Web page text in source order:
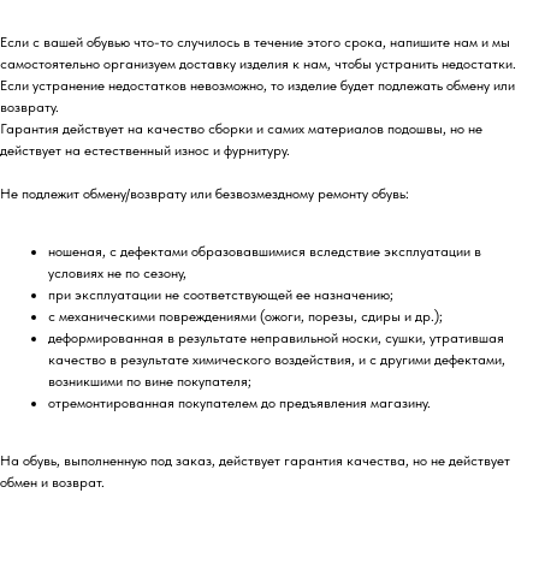
Если с вашей обувью что-то случилось в течение этого срока, напишите нам и мы
самостоятельно организуем доставку изделия к нам, чтобы устранить недостатки.
Если устранение недостатков невозможно, то изделие будет подлежать обмену или
возврату.
Гарантия действует на качество сборки и самих материалов подошвы, но не
действует на естественный износ и фурнитуру.
Не подлежит обмену/возврату или безвозмездному ремонту обувь:
ношеная, с дефектами образовавшимися вследствие эксплуатации в
условиях не по сезону,
при эксплуатации не соответствующей ее назначению;
с механическими повреждениями (ожоги, порезы, сдиры и др.);
деформированная в результате неправильной носки, сушки, утратившая
качество в результате химического воздействия, и с другими дефектами,
возникшими по вине покупателя;
отремонтированная покупателем до предъявления магазину.
На обувь, выполненную под заказ, действует гарантия качества, но не действует
обмен и возврат.